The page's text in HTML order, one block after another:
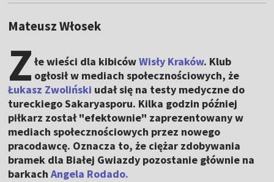
Mateusz Włosek
Z łe wieści dla kibicówWisły Kraków. Klub
ogłosił w mediach społecznościowych, że
Łukasz Zwoliński udał się na testy medyczne do
tureckiego Sakaryasporu. Kilka godzin później
piłkarz został "efektownie" zaprezentowany w
mediach społecznościowych przez nowego
pracodawcę. Oznacza to, że ciężar zdobywania
bramek dla Białej Gwiazdy pozostanie głównie na
barkachAngela Rodado.